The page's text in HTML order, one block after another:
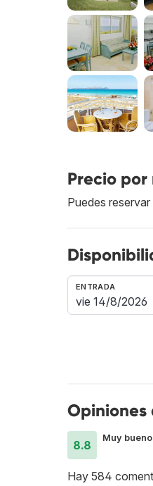
Precio por
Puedes
ENTRADA
Opiniones
8.8
Muy bueno
Hay 584